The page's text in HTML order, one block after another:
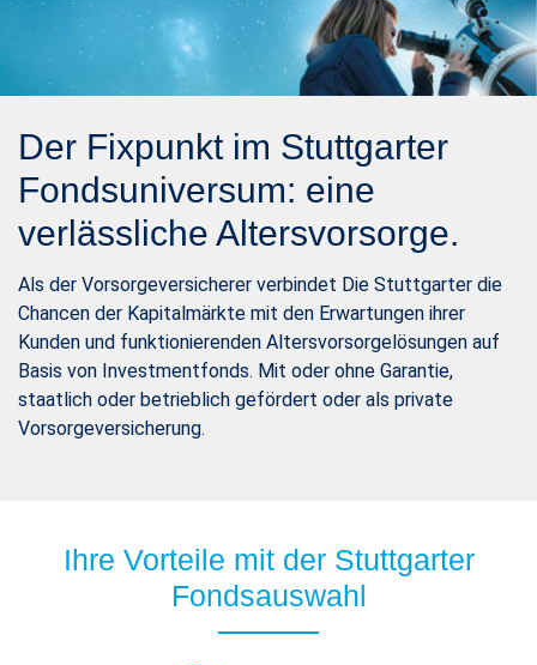
Der Fixpunkt im Stuttgarter
Fondsuniversum: eine
verlässliche Altersvorsorge.
Als der Vorsorgeversicherer verbindet Die Stuttgarter die
Chancen der Kapitalmärkte mit den Erwartungen ihrer
Kunden und funktionierenden Altersvorsorgelösungen auf
Basis von Investmentfonds. Mit oder ohne Garantie,
staatlich oder betrieblich gefördert oder als private
Vorsorgeversicherung.
Ihre Vorteile mit der Stuttgarter
Fondsauswahl